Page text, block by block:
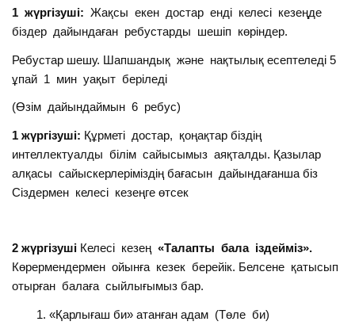
1 жүргізуші: Жақсы екен достар енді келесі кезеңде
біздер дайындаған ребустарды шешіп көріндер.
Ребустар шешу. Шапшандық және нақтылық есептеледі 5
ұпай 1 мин уақыт беріледі
(Өзім дайындаймын 6 ребус)
1 жүргізуші: Құрметі достар, қоңақтар біздің
интеллектуалды білім сайысымыз аяқталды. Қазылар
алқасы сайыскерлеріміздің бағасын дайындағанша біз
Сіздермен келесі кезеңге өтсек
2 жүргізуші Келесі кезең«Талапты бала іздейміз».
Көрермендермен ойынға кезек берейік. Белсене қатысып
отырған балаға сыйлығымыз бар.
«Қарлығаш би» атанған адам (Төле би)